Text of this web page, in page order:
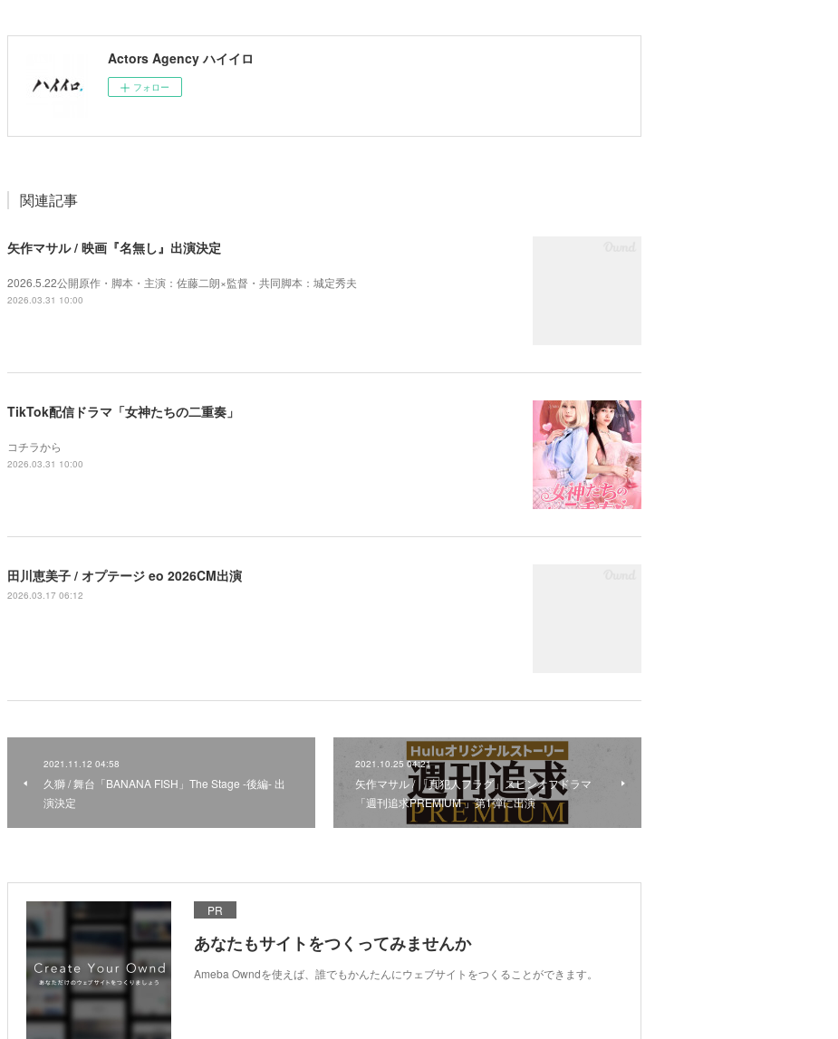
Actors Agency ハイイロ
フォロー
関連記事
矢作マサル / 映画『名無し』出演決定
2026.5.22公開原作・脚本・主演：佐藤二朗×監督・共同脚本：城定秀夫
2026.03.31 10:00
TikTok配信ドラマ「女神たちの二重奏」
コチラから
2026.03.31 10:00
田川恵美子 / オプテージ eo 2026CM出演
2026.03.17 06:12
2021.11.12 04:58
久獅 / 舞台「BANANA FISH」The Stage -後編- 出
演決定
2021.10.25 04:21
矢作マサル / 「真犯人フラグ」スピンオフドラマ
「週刊追求PREMIUM 」第1弾に出演
PR
あなたもサイトをつくってみませんか
Ameba Owndを使えば、誰でもかんたんにウェブサイトをつくることができます。